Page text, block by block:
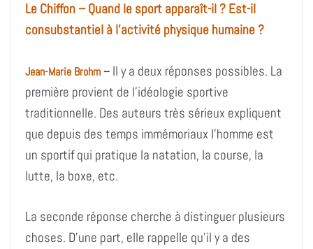
Le Chiffon – Quand le sport apparaît-il ? Est-il
consubstantiel à l’activité physique humaine ?
Jean-Marie Brohm– Il y a deux réponses possibles. La
première provient de l’idéologie sportive
traditionnelle. Des auteurs très sérieux expliquent
que depuis des temps immémoriaux l’homme est
un sportif qui pratique la natation, la course, la
lutte, la boxe, etc.
La seconde réponse cherche à distinguer plusieurs
choses. D’une part, elle rappelle qu’il y a des